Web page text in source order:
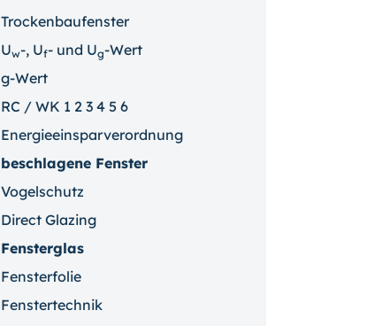
Trockenbaufenster
Uw-, Uf- und Ug-Wert
g-Wert
RC / WK 1 2 3 4 5 6
Energieeinsparverordnung
beschlagene Fenster
Vogelschutz
Direct Glazing
Fensterglas
Fensterfolie
Fenstertechnik